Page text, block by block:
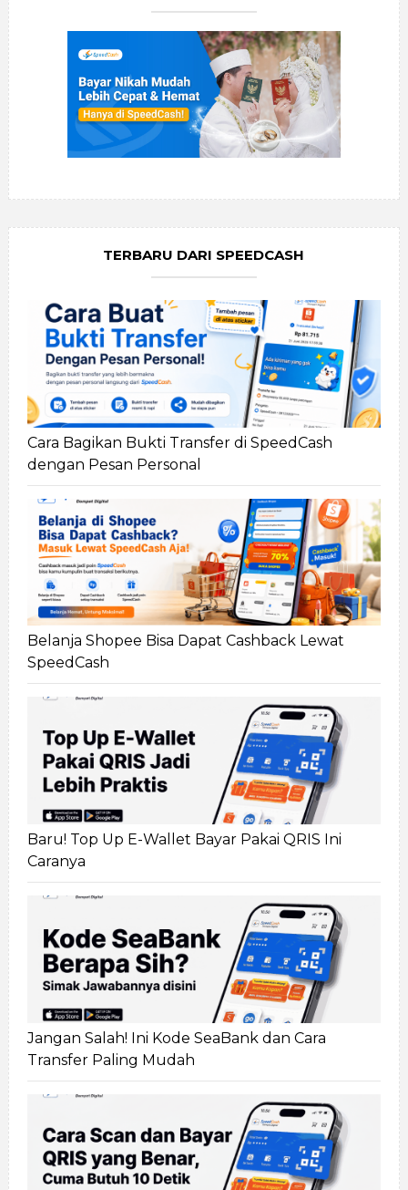
TERBARU DARI SPEEDCASH
Cara Bagikan Bukti Transfer di SpeedCash
dengan Pesan Personal
Belanja Shopee Bisa Dapat Cashback Lewat
SpeedCash
Baru! Top Up E-Wallet Bayar Pakai QRIS Ini
Caranya
Jangan Salah! Ini Kode SeaBank dan Cara
Transfer Paling Mudah